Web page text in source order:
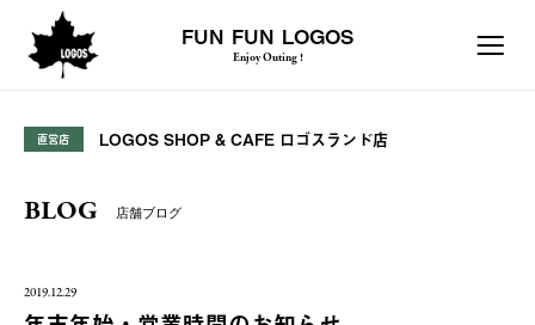
FUN FUN LOGOS
Enjoy Outing !
直営店 LOGOS SHOP & CAFE ロゴスランド店
BLOG 店舗ブログ
2019.12.29